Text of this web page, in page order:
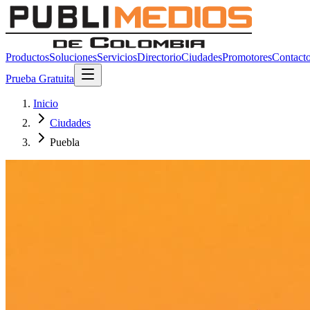
ProductosSolucionesServiciosDirectorioCiudadesPromotores
Prueba Gratuita
Inicio
Ciudades
Puebla